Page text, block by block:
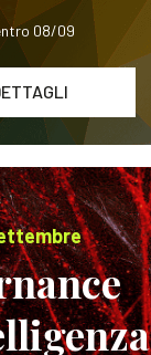
08/09